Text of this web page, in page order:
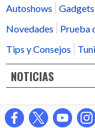
Autoshows
Gadgets
Novedades
Prueba
Tips y Consejos
NOTICIAS